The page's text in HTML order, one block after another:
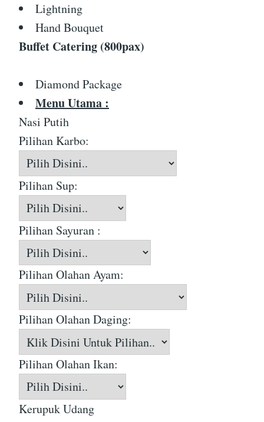
Lightning
Hand Bouquet
Buffet Catering (800pax)
Diamond Package
Menu Utama :
Nasi Putih
Pilihan Karbo:
Pilihan Sup:
Pilihan Sayuran :
Pilihan Olahan Ayam:
Pilihan Olahan Daging:
Pilihan Olahan Ikan:
Kerupuk Udang